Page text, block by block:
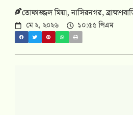
তোফাজ্জল মিয়া, নাসিরনগর,
মে ২, ২০২৬ ১০:৫৫ পিএম